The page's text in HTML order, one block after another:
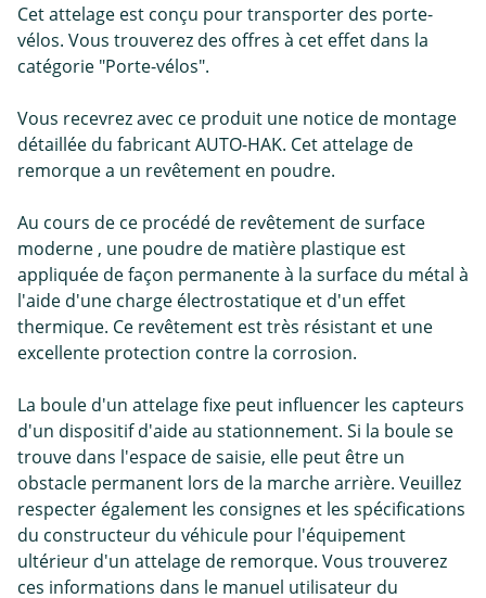
Cet attelage est conçu pour transporter des porte-
vélos. Vous trouverez des offres à cet effet dans la
catégorie "Porte-vélos".
Vous recevrez avec ce produit une notice de montage
détaillée du fabricant AUTO-HAK. Cet attelage de
remorque a un revêtement en poudre.
Au cours de ce procédé de revêtement de surface
moderne , une poudre de matière plastique est
appliquée de façon permanente à la surface du métal à
l'aide d'une charge électrostatique et d'un effet
thermique. Ce revêtement est très résistant et une
excellente protection contre la corrosion.
La boule d'un attelage fixe peut influencer les capteurs
d'un dispositif d'aide au stationnement. Si la boule se
trouve dans l'espace de saisie, elle peut être un
obstacle permanent lors de la marche arrière. Veuillez
respecter également les consignes et les spécifications
du constructeur du véhicule pour l'équipement
ultérieur d'un attelage de remorque. Vous trouverez
ces informations dans le manuel utilisateur du